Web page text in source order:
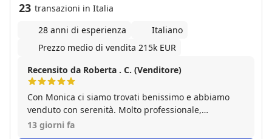
23 transazioni in Italia
28 anni di esperienza
Italiano
Prezzo medio di vendita 215k EUR
Recensito da Roberta . C. (Venditore)
Con Monica ci siamo trovati benissimo e abbiamo
venduto con serenità. Molto professionale,
disponibile, attenta a tutta la parte burocratica. Ha
13 giorni fa